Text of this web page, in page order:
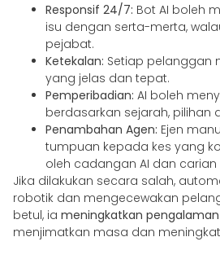
Responsif 24/7: Bot AI boleh
isu dengan serta-merta,
pejabat.
Ketekalan: Setiap pelanggan
yang jelas dan tepat.
Pemperibadian: AI boleh
berdasarkan sejarah, pilihan
Penambahan Agen: Ejen
tumpuan kepada kes yang
oleh cadangan AI dan
Jika dilakukan secara salah,
robotik dan mengecewakan
betul, ia meningkatkan
menjimatkan masa dan